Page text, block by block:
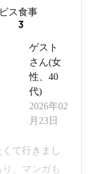
のある方へ
ス食事
3
ゲスト
さん(女
性
40
代)
2026年02
月23日
て行きまし
、マンガも